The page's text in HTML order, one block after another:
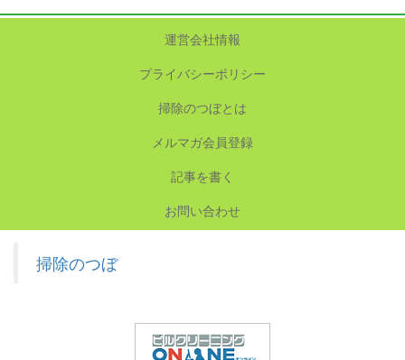
運営会社情報
プライバシーポリシー
掃除のつぼとは
メルマガ会員登録
記事を書く
お問い合わせ
掃除のつぼ